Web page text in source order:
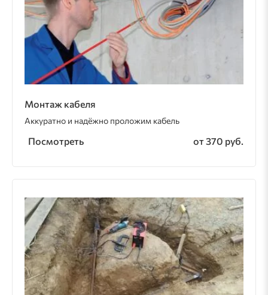
Монтаж кабеля
Аккуратно и надёжно проложим кабель
Посмотреть от 370 руб.